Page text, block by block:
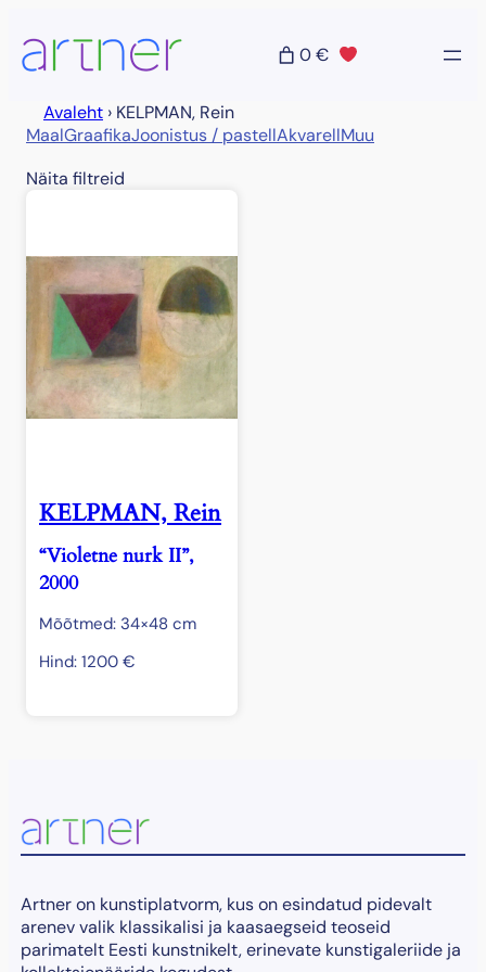
sisu
juurde
0 €
Avaleht › KELPMAN, Rein
MaalGraafikaJoonistus / pastellAkvarellMuu
Näita filtreid
KELPMAN, Rein
“Violetne nurk II”,
2000
Mõõtmed: 34×48 cm
Hind: 1200 €
Artner on kunstiplatvorm, kus on esindatud pidevalt
arenev valik klassikalisi ja kaasaegseid teoseid
parimatelt Eesti kunstnikelt, erinevate kunstigaleriide ja